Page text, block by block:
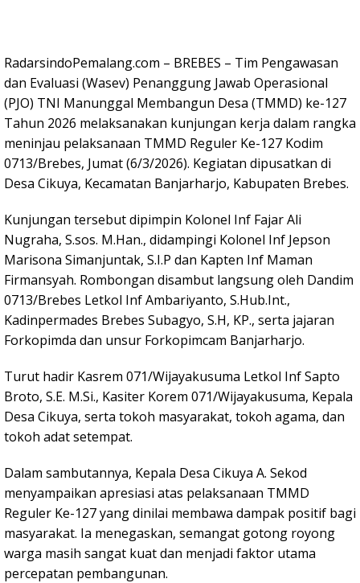
RadarsindoPemalang.com – BREBES – Tim Pengawasan
dan Evaluasi (Wasev) Penanggung Jawab Operasional
(PJO) TNI Manunggal Membangun Desa (TMMD) ke-127
Tahun 2026 melaksanakan kunjungan kerja dalam rangka
meninjau pelaksanaan TMMD Reguler Ke-127 Kodim
0713/Brebes, Jumat (6/3/2026). Kegiatan dipusatkan di
Desa Cikuya, Kecamatan Banjarharjo, Kabupaten Brebes.
Kunjungan tersebut dipimpin Kolonel Inf Fajar Ali
Nugraha, S.sos. M.Han., didampingi Kolonel Inf Jepson
Marisona Simanjuntak, S.I.P dan Kapten Inf Maman
Firmansyah. Rombongan disambut langsung oleh Dandim
0713/Brebes Letkol Inf Ambariyanto, S.Hub.Int.,
Kadinpermades Brebes Subagyo, S.H, KP., serta jajaran
Forkopimda dan unsur Forkopimcam Banjarharjo.
Turut hadir Kasrem 071/Wijayakusuma Letkol Inf Sapto
Broto, S.E. M.Si., Kasiter Korem 071/Wijayakusuma, Kepala
Desa Cikuya, serta tokoh masyarakat, tokoh agama, dan
tokoh adat setempat.
Dalam sambutannya, Kepala Desa Cikuya A. Sekod
menyampaikan apresiasi atas pelaksanaan TMMD
Reguler Ke-127 yang dinilai membawa dampak positif bagi
masyarakat. Ia menegaskan, semangat gotong royong
warga masih sangat kuat dan menjadi faktor utama
percepatan pembangunan.